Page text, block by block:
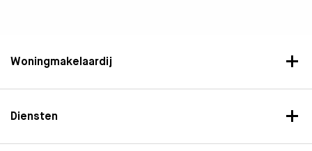
Woningmakelaardij
Diensten